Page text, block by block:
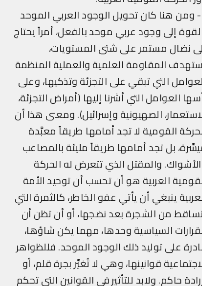
5- ومن هنا كان تحويل الوجود العربي الموحد
إلى وجود عربي موحد بالفعل، أمراً يحتاج
نضال مستمر على شتى المستويات،
المقاومة العلمية والعملية المنظمة
التي تبقي على التجزئة وتذكيها، وعلى
العوامل التي أشرنا إليها (أمراض التجزئة،
الصهيونية وإسرائيل). ومعنى هذا أن
القومية لا تجد أمامها طريقاً معبَّدة
بل تجد أمامها طريقاً مليئة بالمصاعب
والمقتل الذي تتعرض له الحركة
العربية هو أن تحسب أن توحيد الأمة
ينبغي أن يأتي عفو الخاطر، كالثمرة التي
من الشجرة بعد نضجها، أو أن تظن أن
السياسية وحدها، مهما يكن شاؤها،
على توليد ذلك الوجود الموحد. فللظواهر
قوانينها، وهي لا تُغيَّر بجرة قلم، أو
حاكم. ولابد للتأثير في القوانين التي تحكم